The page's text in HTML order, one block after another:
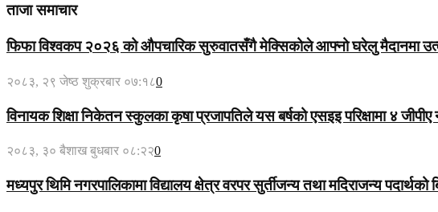
ताजा समाचार
फिफा विश्वकप २०२६ को औपचारिक सुरुवातसँगै मेक्सिकोले आफ्नो घरेलु मैदानमा
२०८३, २९ जेष्ठ शुक्रबार ०७:१८0
विनायक शिक्षा निकेतन स्कुलका कृषा प्रजापतिले यस बर्षको एसइइ परिक्षामा ४
२०८३, ३० बैशाख बुधबार ०८:२२0
मध्यपुर थिमि नगरपालिकामा विद्यालय क्षेत्र वरपर सुर्तीजन्य तथा मदिराजन्य